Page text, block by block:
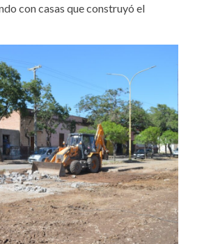
con casas que construyó el